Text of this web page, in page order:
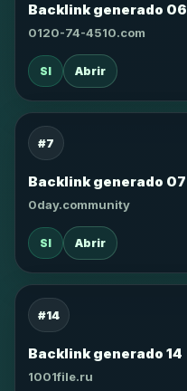
Backlink generado 06
0120-74-4510.com
SI Abrir
#7
Backlink generado 07
0day.community
SI Abrir
#14
Backlink generado 14
1001file.ru